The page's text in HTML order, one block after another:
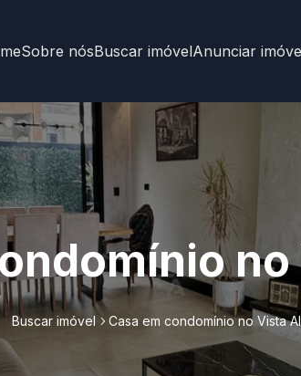
Sobre nósBuscar imóvelAnunciar
Buscar imóvel Casa em condomínio no Vista